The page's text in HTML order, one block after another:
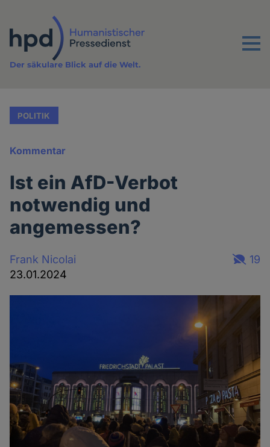
Inhalt
Menu
Der säkulare Blick auf die Welt.
POLITIK
Kommentar
Ist ein AfD-Verbot
notwendig und
angemessen?
Frank Nicolai
23.01.2024
19